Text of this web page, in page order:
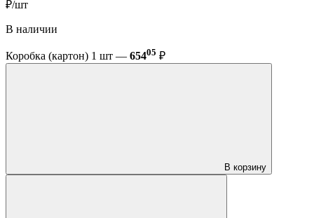
₽/шт
В наличии
Коробка (картон) 1 шт — 65405 ₽
В корзину